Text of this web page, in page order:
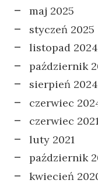
maj 2025
styczeń 2025
listopad 2024
październik
sierpień 2024
czerwiec
czerwiec
luty 2021
październik
kwiecień